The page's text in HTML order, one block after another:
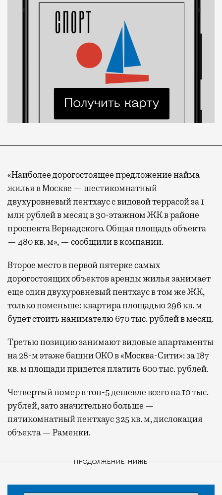
«Наиболее дорогостоящее предложение найма
жилья в Москве — шестикомнатный
двухуровневый пентхаус с видовой террасой за 1
млн рублей в месяц в 30-этажном ЖК в районе
проспекта Вернадского. Общая площадь объекта
— 480 кв. м», — сообщили в компании.
Второе место в первой пятерке самых
дорогостоящих объектов аренды жилья занимает
еще один двухуровневый пентхаус в том же ЖК,
только поменьше: квартира площадью 296 кв. м
будет стоить нанимателю 670 тыс. рублей в месяц.
Третью позицию занимают видовые апартаменты
на 28-м этаже башни ОКО в «Москва-Сити»: за 187
кв. м площади придется платить 600 тыс. рублей.
Четвертый номер в топ-5 дешевле всего на 10 тыс.
рублей, зато значительно больше —
пятикомнатный пентхаус 325 кв. м, дислокация
объекта — Раменки.
ПРОДОЛЖЕНИЕ НИЖЕ